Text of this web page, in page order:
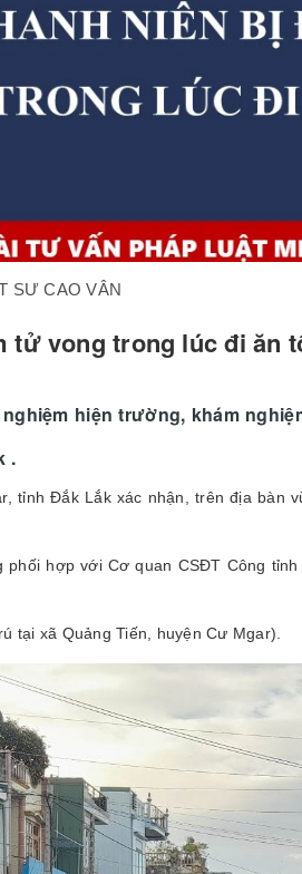
SƯ CAO VÂN
tử vong trong lúc đi ăn
hiện trường, khám
.
tỉnh Đắk Lắk xác nhận, trên địa bàn
phối hợp với Cơ quan CSĐT Công
tại xã Quảng Tiến, huyện Cư Mgar).